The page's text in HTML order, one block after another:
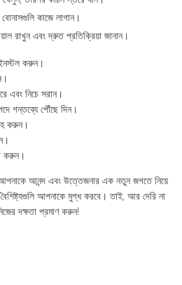
কাজে লাগান।
রাখুন এবং দ্রুত প্রতিক্রিয়া জানান।
করুন।
এবং নিচে সরান।
গন্তব্যে পৌঁছে দিন।
করুন।
করুন।
আনন্দ এবং উত্তেজনার এক নতুন জগতে নিয়ে
আপনাকে মুগ্ধ করবে। তাই, আর দেরি না
দক্ষতা প্রমাণ করুন!